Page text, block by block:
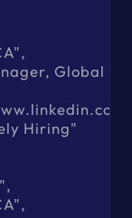
Manager, Global
Hiring"